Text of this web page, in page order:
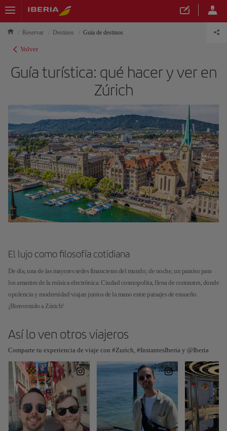
Reservar Destinos Guía de destinos
Volver
Guía turística: qué hacer y ver en
Zúrich
El lujo como filosofía cotidiana
De día, una de las mayores sedes financieras del mundo; de noche, un paraíso para
los amantes de la música electrónica. Ciudad cosmopolita, llena de contrastes, donde
opulencia y modernidad viajan juntos de la mano entre paisajes de ensueño.
¡Bienvenido a Zúrich!
Así lo ven otros viajeros
Comparte tu experiencia de viaje con #Zurich, #InstantesIberia y @Iberia